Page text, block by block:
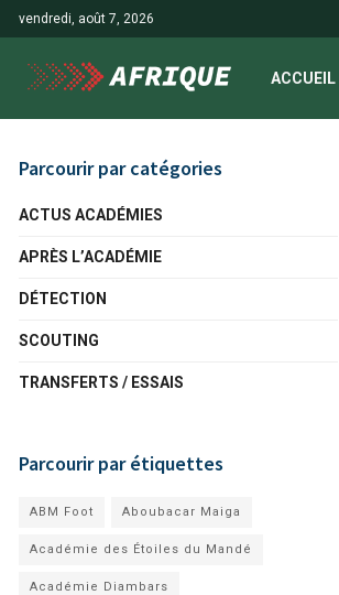
vendredi, août 7, 2026
ACCUEIL
Parcourir par catégories
ACTUS ACADÉMIES
APRÈS L’ACADÉMIE
DÉTECTION
SCOUTING
TRANSFERTS / ESSAIS
Parcourir par étiquettes
ABM Foot Aboubacar Maiga
Académie des Étoiles du Mandé
Académie Diambars